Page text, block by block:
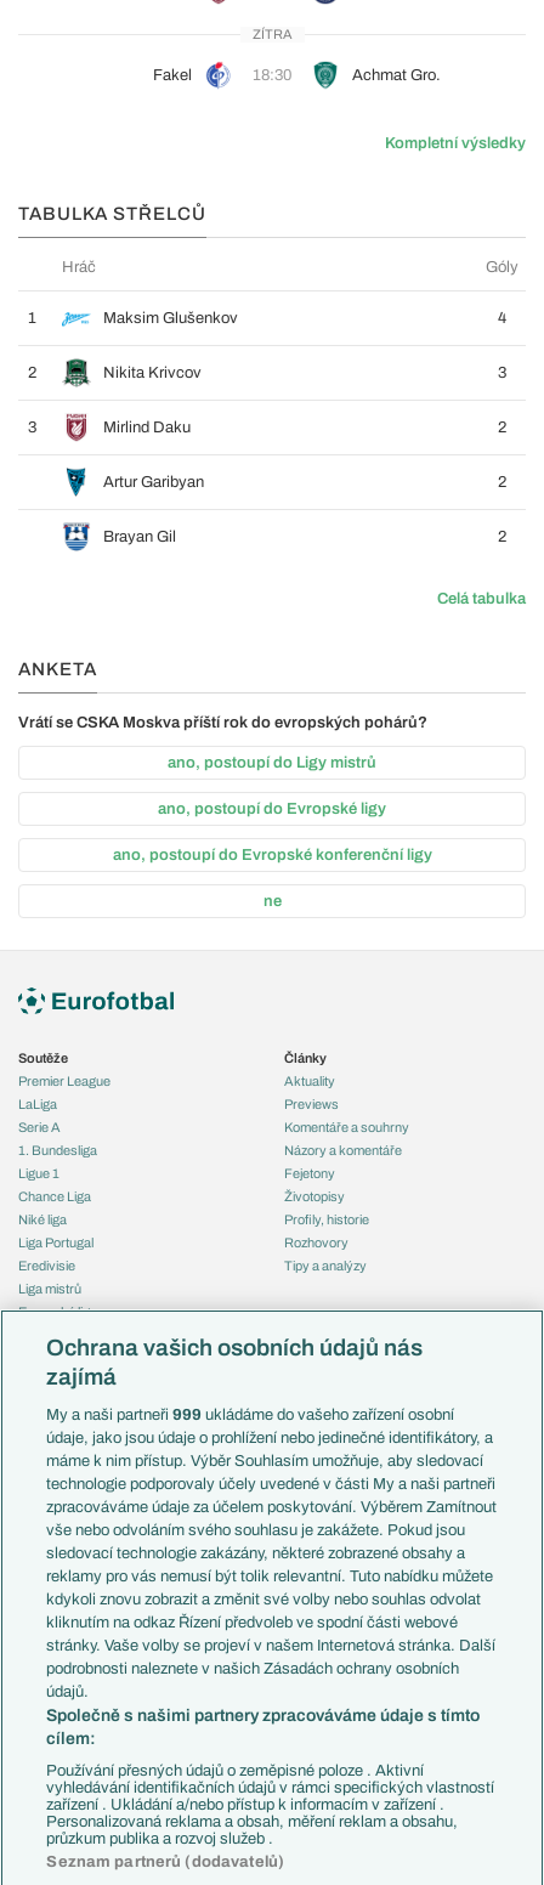
ZÍTRA
Fakel 18:30 Achmat Gro.
Kompletní výsledky
TABULKA STŘELCŮ
Hráč Góly
1 Maksim Glušenkov 4
2 Nikita Krivcov 3
3 Mirlind Daku 2
Artur Garibyan 2
Brayan Gil 2
Celá tabulka
ANKETA
Vrátí se CSKA Moskva příští rok do evropských pohárů?
ano, postoupí do Ligy mistrů
ano, postoupí do Evropské ligy
ano, postoupí do Evropské konferenční ligy
ne
Soutěže
Premier League
LaLiga
Serie A
1. Bundesliga
Ligue 1
Chance Liga
Niké liga
Liga Portugal
Eredivisie
Liga mistrů
Evropská liga
Mistrovství světa
Liga národů
Témata
Představení týmů MS
EuroSkauting
PL v kostce
Evropské koeficienty
Přestupy
Přestupové spekulace
Zranění
Kluby
Arsenal FC
Chelsea FC
Manchester United
AC Milán
Juventus FC
Bayern Mnichov
FC Barcelona
Real Madrid
Články
Aktuality
Previews
Komentáře a souhrny
Názory a komentáře
Fejetony
Životopisy
Profily, historie
Rozhovory
Tipy a analýzy
Česko
Francie
Itálie
Německo
Španělsko
Argentina
Brazílie
Přestupy
Zápasy
Livescore
Tipovací soutěž
Ochrana vašich osobních údajů nás
zajímá
My a naši partneři999 ukládáme do vašeho zařízení osobní
údaje, jako jsou údaje o prohlížení nebo jedinečné identifikátory, a
máme k nim přístup. Výběr Souhlasím umožňuje, aby sledovací
technologie podporovaly účely uvedené v části My a naši partneři
zpracováváme údaje za účelem poskytování. Výběrem Zamítnout
vše nebo odvoláním svého souhlasu je zakážete. Pokud jsou
sledovací technologie zakázány, některé zobrazené obsahy a
reklamy pro vás nemusí být tolik relevantní. Tuto nabídku můžete
kdykoli znovu zobrazit a změnit své volby nebo souhlas odvolat
kliknutím na odkaz Řízení předvoleb ve spodní části webové
stránky. Vaše volby se projeví v našem Internetová stránka. Další
podrobnosti naleznete v našich Zásadách ochrany osobních
údajů.
Společně s našimi partnery zpracováváme údaje s tímto
cílem:
Používání přesných údajů o zeměpisné poloze . Aktivní
vyhledávání identifikačních údajů v rámci specifických vlastností
zařízení . Ukládání a/nebo přístup k informacím v zařízení .
Personalizovaná reklama a obsah, měření reklam a obsahu,
průzkum publika a rozvoj služeb .
Seznam partnerů (dodavatelů)